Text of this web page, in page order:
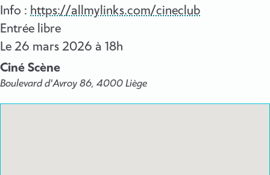
Info : https://allmylinks.com/cineclub
Entrée libre
Le 26 mars 2026 à 18h
Ciné Scène
Boulevard d'Avroy 86, 4000 Liège